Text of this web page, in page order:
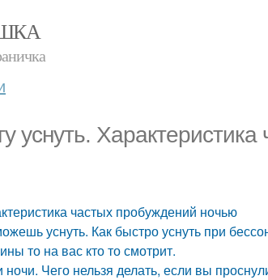
уснуть. Характеристика
частых пробуждений ночью
уснуть. Как быстро уснуть при
то на вас кто то смотрит.
Чего нельзя делать, если вы